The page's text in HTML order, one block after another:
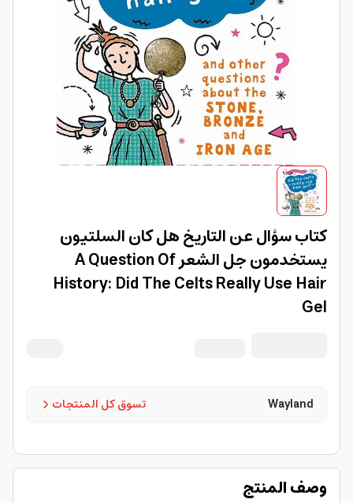
كتاب سؤال عن التاريخ هل كان السلتيون
يستخدمون جل الشعر A Question Of
History: Did The Celts Really Use Hair
Gel
تسوق كل المنتجات Wayland
وصف المنتج